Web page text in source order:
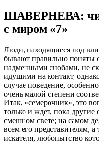
ШАВЕРНЕВА:
с миром «7»
Люди, находящиеся под
бывают правильно поняты
надменными снобами, не
идущими на контакт,
случае поведение,
очень малой степени
Итак, «семерочник», это
только и ждет, пока другие
смешном свете; на самом
всем его представителям,
искателя, любопытство